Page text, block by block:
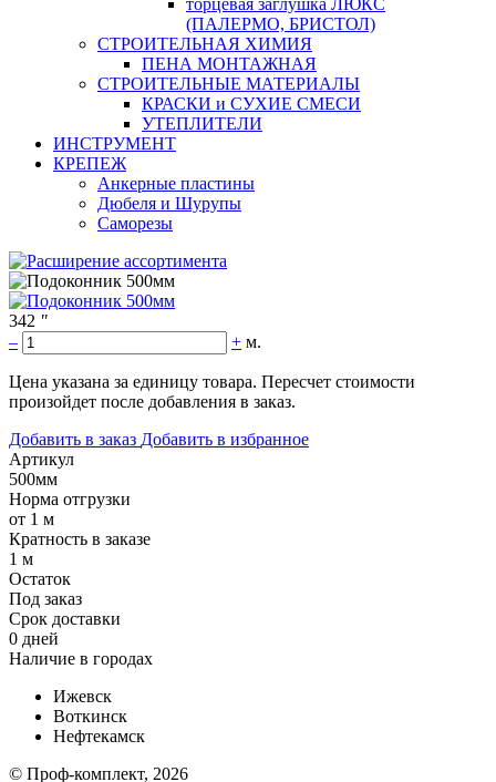
торцевая заглушка ЛЮКС
(ПАЛЕРМО, БРИСТОЛ)
СТРОИТЕЛЬНАЯ ХИМИЯ
ПЕНА МОНТАЖНАЯ
СТРОИТЕЛЬНЫЕ МАТЕРИАЛЫ
КРАСКИ и СУХИЕ СМЕСИ
УТЕПЛИТЕЛИ
ИНСТРУМЕНТ
КРЕПЕЖ
Анкерные пластины
Дюбеля и Шурупы
Саморезы
342 "
–
+ м.
Цена указана за единицу товара. Пересчет стоимости
произойдет после добавления в заказ.
Добавить в заказ Добавить в избранное
Артикул
500мм
Норма отгрузки
от 1 м
Кратность в заказе
1 м
Остаток
Под заказ
Срок доставки
0 дней
Наличие в городах
Ижевск
Воткинск
Нефтекамск
© Проф-комплект, 2026